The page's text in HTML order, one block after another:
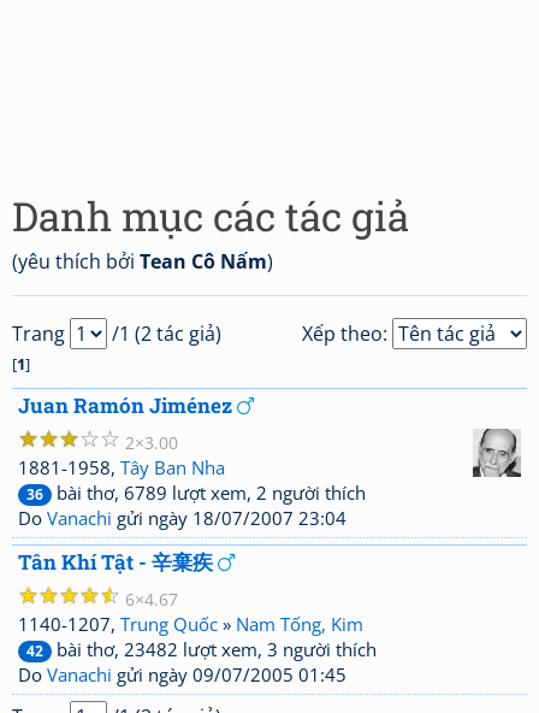
Danh mục các tác giả
(yêu thích bởi Tean Cô Nấm)
Xếp theo:
Trang /1 (2 tác giả)
[1]
Juan Ramón Jiménez
☆
☆
☆
☆
☆ 2 3.00
1881-1958, Tây Ban Nha
36
bài thơ, 6789 lượt xem, 2 người thích
Do Vanachi gửi ngày 18/07/2007 23:04
Tân Khí Tật - 辛棄疾
☆
☆
☆
☆
☆ 6 4.67
1140-1207, Trung Quốc » Nam Tống, Kim
42
bài thơ, 23482 lượt xem, 3 người thích
Do Vanachi gửi ngày 09/07/2005 01:45